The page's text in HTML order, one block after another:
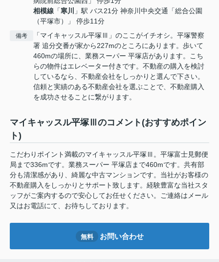
相模線 「寒川
」駅 バス21分 神奈川中央交通「総合公園
（平塚市）」 停歩11分
備考
「マイキャッスル平塚Ⅲ」のここがイチオシ。平塚警察
署 追分交番が家から227mのところにあります。歩いて
460mの場所に、業務スーパー 平塚店があります。こち
らの物件はエレベーター付きです。不動産の購入を検討
しているなら、不動産会社をしっかりと選んで下さい。
信頼と実績のある不動産会社を選ぶことで、不動産購入
を成功させることに繋がります。
マイキャッスル平塚Ⅲのコメント(おすすめポイン
ト)
こだわりポイント満載のマイキャッスル平塚Ⅲ。平塚富士見郵便
局まで336mです。業務スーパー 平塚店まで460mです。共有部
分も清潔感があり、綺麗な中古マンションです。当社がお客様の
不動産購入をしっかりとサポート致します。経験豊富な当社スタ
ッフがご案内するので安心してお任せください。ご連絡はメール
又はお電話にて、お待ちしております。
無料 お問い合わせ